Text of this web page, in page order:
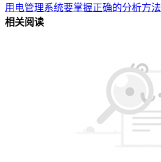
用电管理系统要掌握正确的分析方法
相关阅读